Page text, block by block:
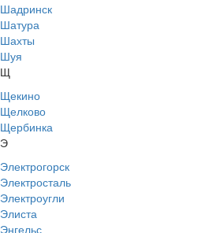
Шадринск
Шатура
Шахты
Шуя
Щ
Щекино
Щелково
Щербинка
Э
Электрогорск
Электросталь
Электроугли
Элиста
Энгельс